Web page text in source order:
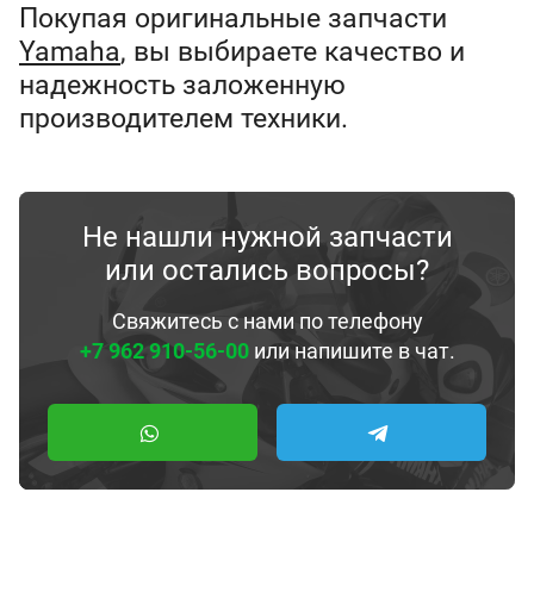
Покупая оригинальные запчасти
Yamaha, вы выбираете качество и
надежность заложенную
производителем техники.
Не нашли нужной запчасти
или остались вопросы?
Свяжитесь с нами по телефону
+7 962 910-56-00или напишите в чат.